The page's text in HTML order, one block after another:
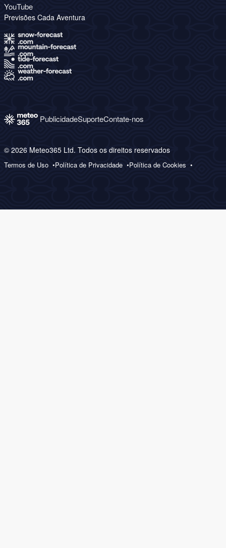
YouTube
Previsões Cada Aventura
PublicidadeSuporteContate-nos
© 2026 Meteo365 Ltd. Todos os direitos reservados
Termos de Uso Política de Privacidade Política de Cookies